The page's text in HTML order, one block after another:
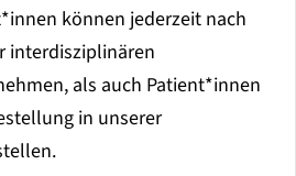
können jederzeit nach
interdisziplinären
als auch Patient*innen
in unserer